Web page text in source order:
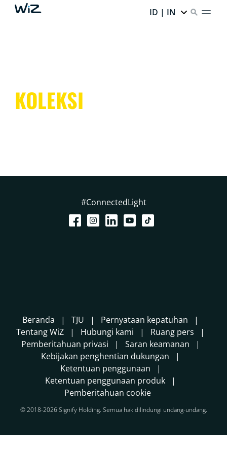
ID | IN
KOLEKSI
#ConnectedLight
Beranda TJU
Pernyataan kepatuhan
Tentang WiZ
Hubungi kami
Ruang pers
Pemberitahuan privasi
Saran keamanan
Kebijakan penghentian dukungan
Ketentuan penggunaan
Ketentuan penggunaan produk
Pemberitahuan cookie
© 2018-2026 Signify Holding. Semua hak dilindungi undang-undang.